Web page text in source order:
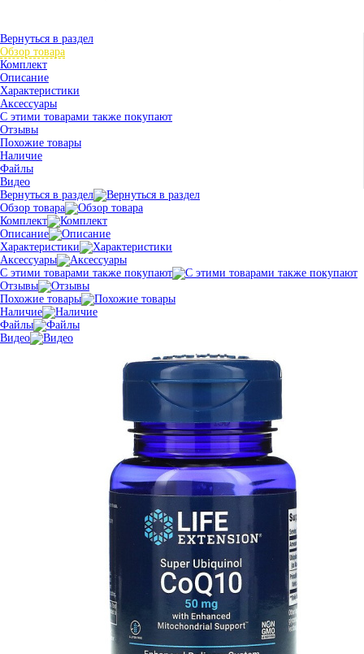
Вернуться в раздел
Обзор товара
Комплект
Описание
Характеристики
Аксессуары
С этими товарами также покупают
Отзывы
Похожие товары
Наличие
Файлы
Видео
Вернуться в раздел
Обзор товара
Комплект
Описание
Характеристики
Аксессуары
С этими товарами также покупают
Отзывы
Похожие товары
Наличие
Файлы
Видео